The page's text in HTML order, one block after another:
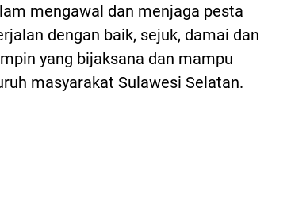
mengawal dan menjaga pesta
dengan baik, sejuk, damai dan
yang bijaksana dan mampu
masyarakat Sulawesi Selatan.